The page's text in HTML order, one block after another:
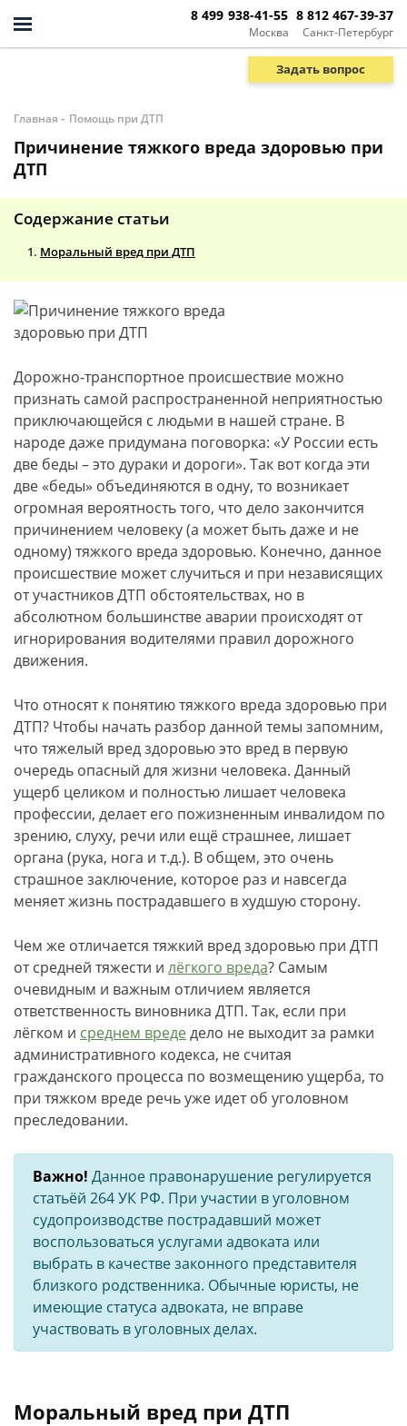
Москва
8 499 938-41-55
Санкт-Петербург
8 812 467-39-37
Задать вопрос
Главная - Помощь при ДТП
Причинение тяжкого вреда здоровью при
ДТП
Содержание статьи
Моральный вред при ДТП
Дорожно-транспортное происшествие можно
признать самой распространенной неприятностью
приключающейся с людьми в нашей стране. В
народе даже придумана поговорка: «У России есть
две беды – это дураки и дороги». Так вот когда эти
две «беды» объединяются в одну, то возникает
огромная вероятность того, что дело закончится
причинением человеку (а может быть даже и не
одному) тяжкого вреда здоровью. Конечно, данное
происшествие может случиться и при независящих
от участников ДТП обстоятельствах, но в
абсолютном большинстве аварии происходят от
игнорирования водителями правил дорожного
движения.
Что относят к понятию тяжкого вреда здоровью при
ДТП? Чтобы начать разбор данной темы запомним,
что тяжелый вред здоровью это вред в первую
очередь опасный для жизни человека. Данный
ущерб целиком и полностью лишает человека
профессии, делает его пожизненным инвалидом по
зрению, слуху, речи или ещё страшнее, лишает
органа (рука, нога и т.д.). В общем, это очень
страшное заключение, которое раз и навсегда
меняет жизнь пострадавшего в худшую сторону.
Чем же отличается тяжкий вред здоровью при ДТП
от средней тяжести и лёгкого вреда? Самым
очевидным и важным отличием является
ответственность виновника ДТП. Так, если при
лёгком и среднем вредедело не выходит за рамки
административного кодекса, не считая
гражданского процесса по возмещению ущерба, то
при тяжком вреде речь уже идет об уголовном
преследовании.
Важно! Данное правонарушение регулируется
статьёй 264 УК РФ. При участии в уголовном
судопроизводстве пострадавший может
воспользоваться услугами адвоката или
выбрать в качестве законного представителя
близкого родственника. Обычные юристы, не
имеющие статуса адвоката, не вправе
участвовать в уголовных делах.
Моральный вред при ДТП